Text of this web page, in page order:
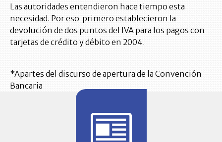
Las autoridades entendieron hace tiempo esta
necesidad. Por eso primero establecieron la
devolución de dos puntos del IVA para los pagos con
tarjetas de crédito y débito en 2004.
*Apartes del discurso de apertura de la Convención
Bancaria